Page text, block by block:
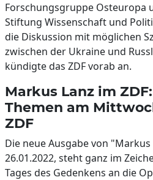
Forschungsgruppe Osteuropa
Stiftung Wissenschaft und
die Diskussion mit möglichen
zwischen der Ukraine und
kündigte das ZDF vorab an.
Markus Lanz im
Themen am
ZDF
Die neue Ausgabe von
26.01.2022, steht ganz im
Tages des Gedenkens an die